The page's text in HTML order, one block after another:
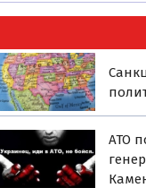
АТО